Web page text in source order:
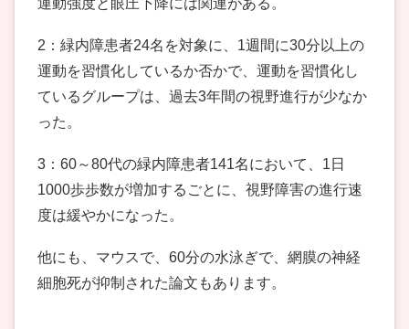
運動強度と眼圧下降には関連がある。
2：緑内障患者24名を対象に、1週間に30分以上の
運動を習慣化しているか否かで、運動を習慣化し
ているグループは、過去3年間の視野進行が少なか
った。
3：60～80代の緑内障患者141名において、1日
1000歩歩数が増加するごとに、視野障害の進行速
度は緩やかになった。
他にも、マウスで、60分の水泳ぎで、網膜の神経
細胞死が抑制された論文もあります。